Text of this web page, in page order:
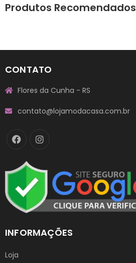
Produtos Recomendados
CONTATO
Flores da Cunha - RS
contato@lojamodacasa.com.br
INFORMAÇÕES
Loja